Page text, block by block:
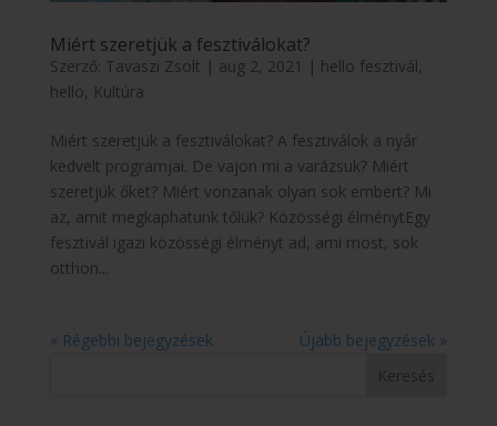
Miért szeretjük a fesztiválokat?
Szerző: Tavaszi Zsolt | aug 2, 2021 | hello fesztivál,
hello, Kultúra
Miért szeretjük a fesztiválokat? A fesztiválok a nyár
kedvelt programjai. De vajon mi a varázsuk? Miért
szeretjük őket? Miért vonzanak olyan sok embert? Mi
az, amit megkaphatunk tőlük? Közösségi élménytEgy
fesztivál igazi közösségi élményt ad, ami most, sok
otthon...
« Régebbi bejegyzések Újabb bejegyzések »